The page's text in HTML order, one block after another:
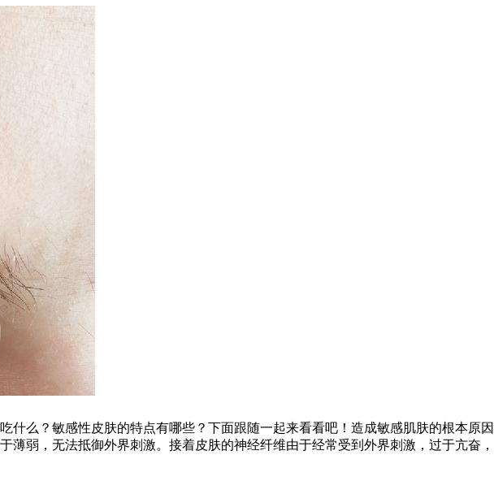
么？敏感性皮肤的特点有哪些？下面跟随一起来看看吧！造成敏感肌肤的根本原因
弱，无法抵御外界刺激。接着皮肤的神经纤维由于经常受到外界刺激，过于亢奋，